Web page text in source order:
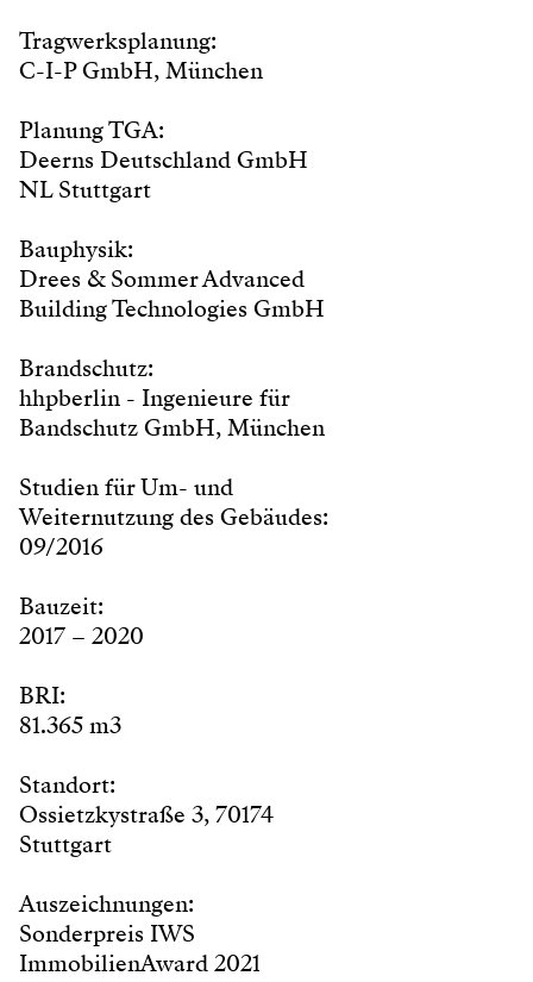
Tragwerksplanung:
C-I-P GmbH, München
Planung TGA:
Deerns Deutschland GmbH
NL Stuttgart
Bauphysik:
Drees & Sommer Advanced
Building Technologies GmbH
Brandschutz:
hhpberlin - Ingenieure für
Bandschutz GmbH, München
Studien für Um- und
Weiternutzung des Gebäudes:
09/2016
Bauzeit:
2017 – 2020
BRI:
81.365 m3
Standort:
Ossietzkystraße 3, 70174
Stuttgart
Auszeichnungen:
Sonderpreis IWS
ImmobilienAward 2021